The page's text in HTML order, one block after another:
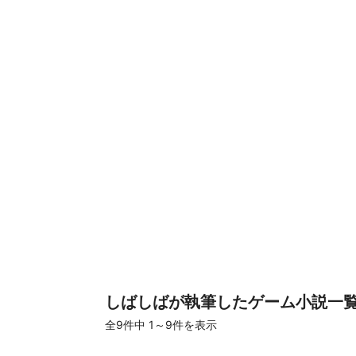
しばしばが執筆したゲーム小説一
全9件中 1～9件を表示